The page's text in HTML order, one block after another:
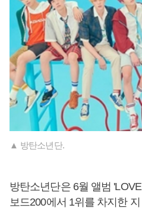
▲ 방탄소년단.
방탄소년단은 6월 앨범
보드200에서 1위를 차지한